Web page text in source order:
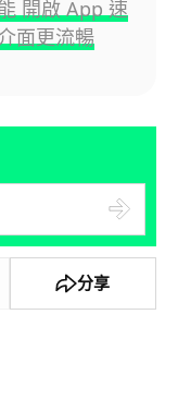
開啟 App 速
面更流暢
分享